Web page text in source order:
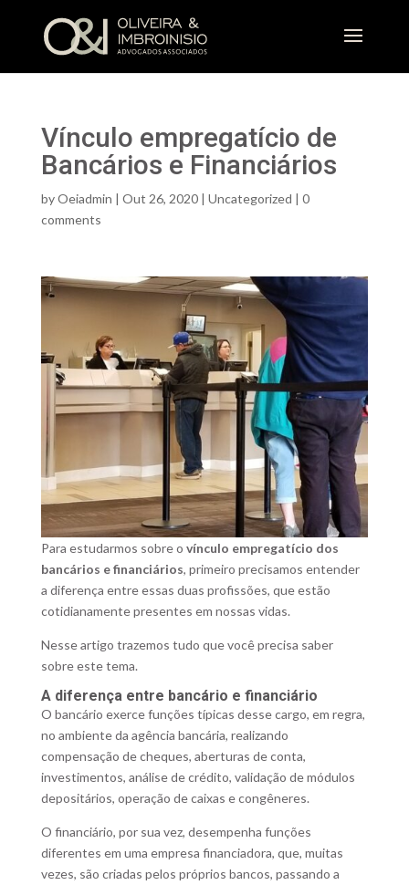
Vínculo empregatício de
Bancários e Financiários
byOeiadmin | Out 26, 2020| Uncategorized | 0
comments
Para estudarmos sobre o vínculo empregatício dos
bancários e financiários, primeiro precisamos entender
a diferença entre essas duas profissões, que estão
cotidianamente presentes em nossas vidas.
Nesse artigo trazemos tudo que você precisa saber
sobre este tema.
A diferença entre bancário e financiário
O bancário exerce funções típicas desse cargo, em regra,
no ambiente da agência bancária, realizando
compensação de cheques, aberturas de conta,
investimentos, análise de crédito, validação de módulos
depositários, operação de caixas e congêneres.
O financiário, por sua vez, desempenha funções
diferentes em uma empresa financiadora, que, muitas
vezes, são criadas pelos próprios bancos, passando a